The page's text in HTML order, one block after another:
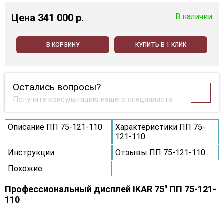
Цена 341 000 p. В наличии
В КОРЗИНУ КУПИТЬ В 1 КЛИК
Остались вопросы?
Получите консультацию нашего специалиста
Описание ПП 75-121-110
Характеристики ПП 75-
121-110
Инструкции
Отзывы ПП 75-121-110
Похожие
Профессиональный дисплей IKAR 75" ПП 75-121-
110